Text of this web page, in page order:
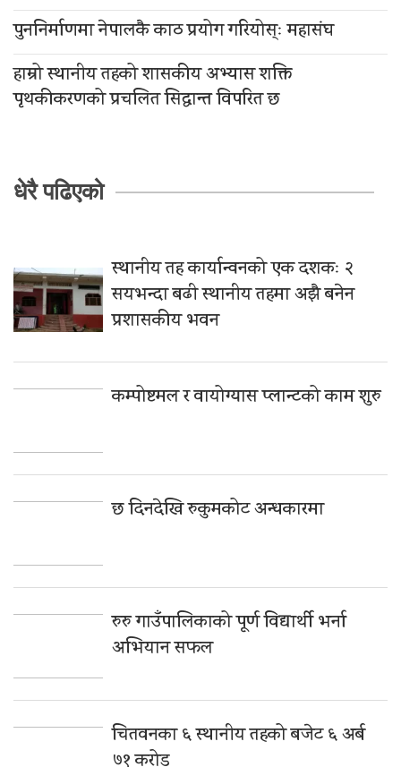
पुननिर्माणमा नेपालकै काठ प्रयोग गरियोस्ः महासंघ
हाम्रो स्थानीय तहको शासकीय अभ्यास शक्ति
पृथकीकरणको प्रचलित सिद्धान्त विपरित छ
धेरै पढिएको
स्थानीय तह कार्यान्वनको एक दशकः २
सयभन्दा बढी स्थानीय तहमा अझै बनेन
प्रशासकीय भवन
कम्पोष्टमल र वायोग्यास प्लान्टको काम शुरु
छ दिनदेखि रुकुमकोट अन्धकारमा
रुरु गाउँपालिकाको पूर्ण विद्यार्थी भर्ना
अभियान सफल
चितवनका ६ स्थानीय तहको बजेट ६ अर्ब